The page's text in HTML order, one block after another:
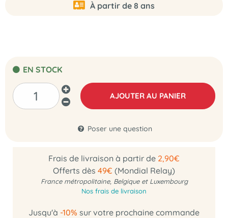
À partir de 8 ans
EN STOCK
AJOUTER AU PANIER
Poser une question
Frais de livraison à partir de 2,90€
Offerts dès 49€ (Mondial Relay)
France métropolitaine, Belgique et Luxembourg
Nos frais de livraison
Jusqu'à -10% sur votre prochaine commande